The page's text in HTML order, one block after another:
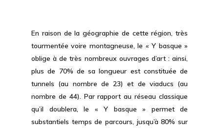
En raison de la géographie de cette région, très
tourmentée voire montagneuse, le « Y basque »
oblige à de très nombreux ouvrages d’art : ainsi,
plus de 70% de sa longueur est constituée de
tunnels (au nombre de 23) et de viaducs (au
nombre de 44). Par rapport au réseau classique
qu’il doublera, le « Y basque » permet de
substantiels temps de parcours, jusqu’à 80% sur